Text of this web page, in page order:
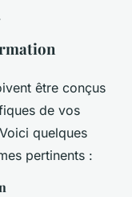
être conçus
de vos
quelques
pertinents :